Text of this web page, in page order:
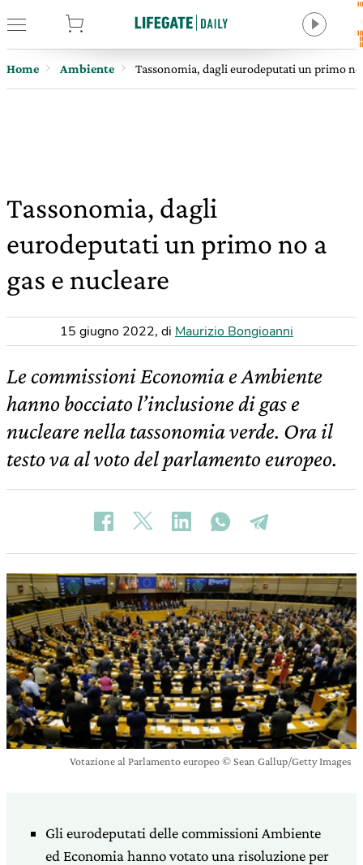
Home Ambiente Tassonomia, dagli eurodeputati un primo no
Tassonomia, dagli
eurodeputati un primo no a
gas e nucleare
15 giugno 2022, di Maurizio Bongioanni
Le commissioni Economia e Ambiente
hanno bocciato l’inclusione di gas e
nucleare nella tassonomia verde. Ora il
testo va al voto del parlamento europeo.
Votazione al Parlamento europeo © Sean Gallup/Getty Images
Gli eurodeputati delle commissioni Ambiente
ed Economia hanno votato una risoluzione per